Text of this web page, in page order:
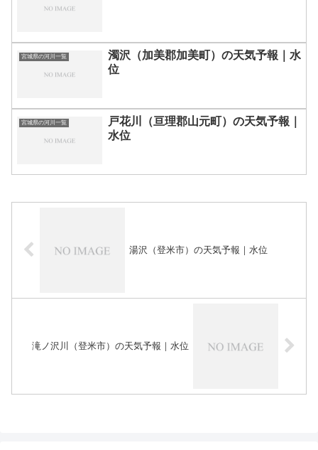
宮城県の河川一覧
濁沢（加美郡加美町）の天気予報｜水
位
宮城県の河川一覧
戸花川（亘理郡山元町）の天気予報｜
水位
湯沢（登米市）の天気予報｜水位
滝ノ沢川（登米市）の天気予報｜水位